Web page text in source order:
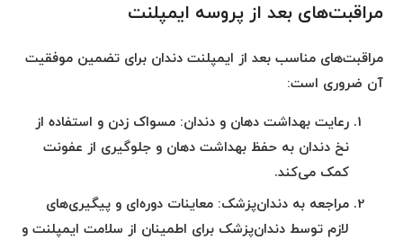
مراقبت‌های بعد از پروسه ایمپلنت
مراقبت‌های مناسب بعد از ایمپلنت دندان برای تضمین موفقیت
آن ضروری است:
رعایت بهداشت دهان و دندان: مسواک زدن و استفاده از
نخ دندان به حفظ بهداشت دهان و جلوگیری از عفونت
کمک می‌کند.
مراجعه به دندان‌پزشک: معاینات دوره‌ای و پیگیری‌های
لازم توسط دندان‌پزشک برای اطمینان از سلامت ایمپلنت و